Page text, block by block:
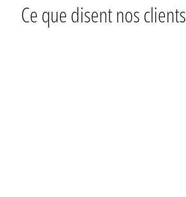
Ce que disent nos clients